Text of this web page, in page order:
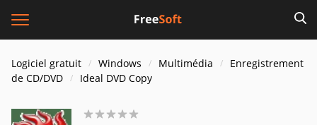
Logiciel gratuit Windows Multimédia
Enregistrement
de CD/DVD
Ideal DVD Copy